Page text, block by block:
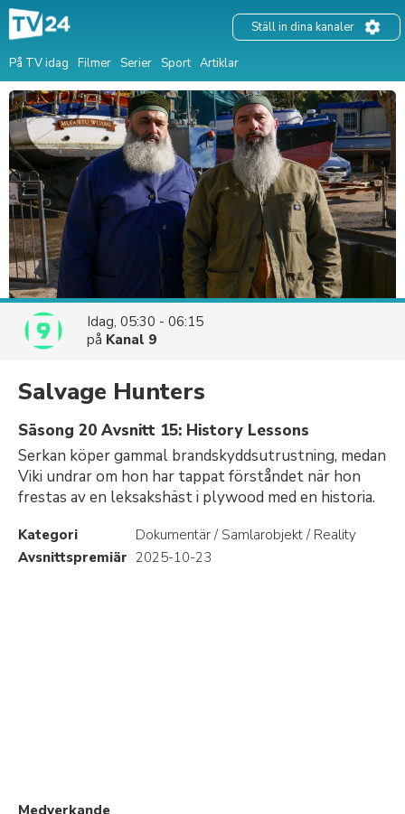
På TV idag Filmer Serier Sport Artiklar
Ställ in dina kanaler
Idag, 05:30 - 06:15
på Kanal 9
Salvage Hunters
Säsong 20 Avsnitt 15: History Lessons
Serkan köper gammal brandskyddsutrustning, medan
Viki undrar om hon har tappat förståndet när hon
frestas av en leksakshäst i plywood med en historia.
Kategori
Dokumentär / Samlarobjekt / Reality
Avsnittspremiär 2025-10-23
Medverkande